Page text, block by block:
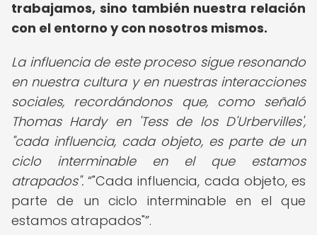
trabajamos, sino también nuestra relación
con el entorno y con nosotros mismos.
La influencia de este proceso sigue resonando
en nuestra cultura y en nuestras interacciones
sociales, recordándonos que, como señaló
Thomas Hardy en 'Tess de los D'Urbervilles',
"cada influencia, cada objeto, es parte de un
ciclo interminable en el que estamos
atrapados". "Cada influencia, cada objeto, es
parte de un ciclo interminable en el que
estamos atrapados" .